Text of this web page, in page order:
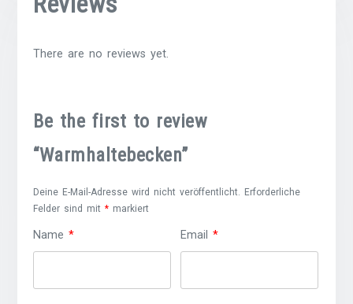
There are no reviews yet.
Be the first to review
“Warmhaltebecken”
Deine E-Mail-Adresse wird nicht veröffentlicht.
Erforderliche
Felder sind mit* markiert
Name* Email*